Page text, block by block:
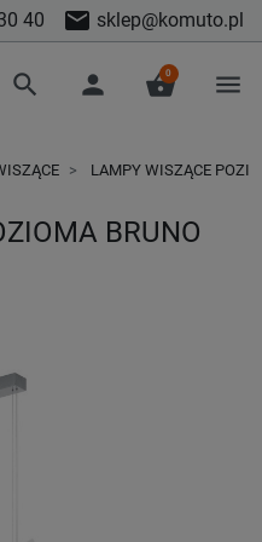
40 mail sklep@komuto.pl
search person shopping_basket
0 menu
LAMPY WISZĄCE
BRUNO